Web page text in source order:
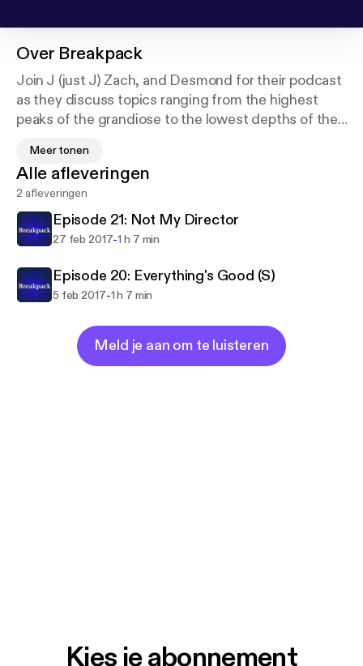
Over Breakpack
Join J (just J) Zach, and Desmond for their podcast
as they discuss topics ranging from the highest
peaks of the grandiose to the lowest depths of the
three slowly begin to lose their grip on reality, and
their own sanity.
Meer tonen
Alle afleveringen
2 afleveringen
Episode 21: Not My Director
27 feb 2017-1 h 7 min
Episode 20: Everything's Good (S)
5 feb 2017-1 h 7 min
Meld je aan om te luisteren
Kies je abonnement